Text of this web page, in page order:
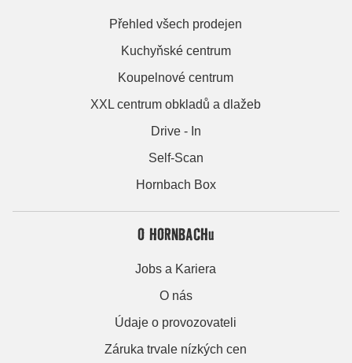
Přehled všech prodejen
Kuchyňské centrum
Koupelnové centrum
XXL centrum obkladů a dlažeb
Drive - In
Self-Scan
Hornbach Box
O HORNBACHu
Jobs a Kariera
O nás
Údaje o provozovateli
Záruka trvale nízkých cen